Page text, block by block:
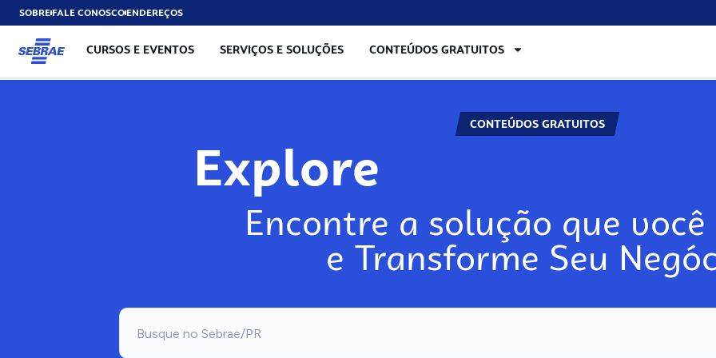
SOBREFALE CONOSCOENDEREÇOS
CURSOS E EVENTOS SERVIÇOS E SOLUÇÕES CONTEÚDOS GRATUITOS
CONTEÚDOS GRATUITOS
Explore
Encontre a solução que você
e Transforme Seu